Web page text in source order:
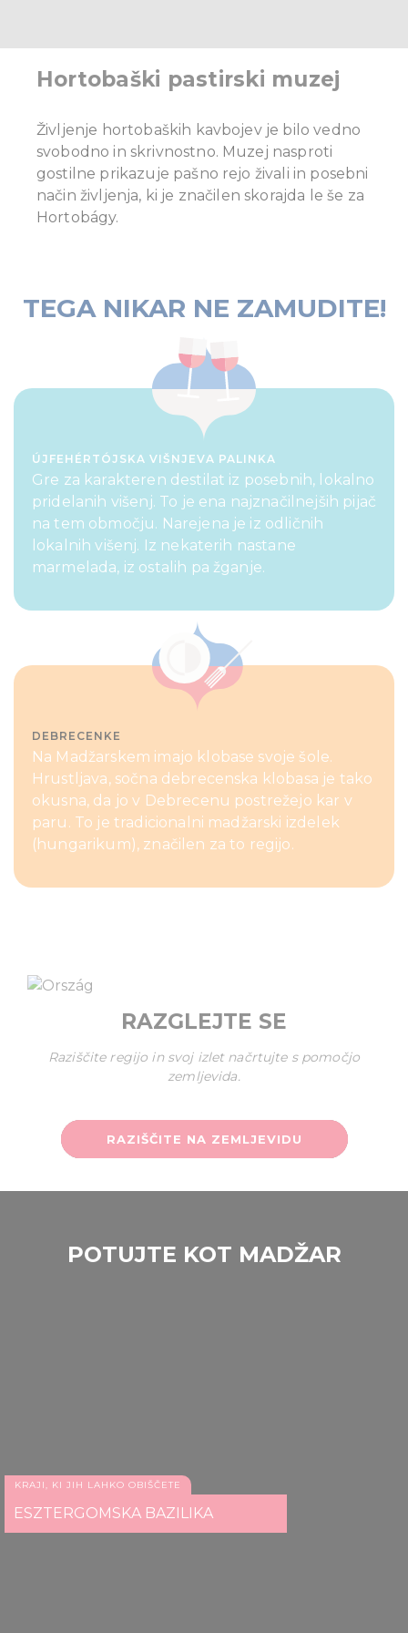
of their services.
Hortobaški pastirski muzej
Življenje hortobaških kavbojev je bilo vedno
svobodno in skrivnostno. Muzej nasproti
gostilne prikazuje pašno rejo živali in posebni
način življenja, ki je značilen skorajda le še za
Hortobágy.
TEGA NIKAR NE ZAMUDITE!
ÚJFEHÉRTÓJSKA VIŠNJEVA PALINKA
Gre za karakteren destilat iz posebnih, lokalno
pridelanih višenj. To je ena najznačilnejših pijač
na tem območju. Narejena je iz odličnih
lokalnih višenj. Iz nekaterih nastane
marmelada, iz ostalih pa žganje.
DEBRECENKE
Na Madžarskem imajo klobase svoje šole.
Hrustljava, sočna debrecenska klobasa je tako
okusna, da jo v Debrecenu postrežejo kar v
paru. To je tradicionalni madžarski izdelek
(hungarikum), značilen za to regijo.
RAZGLEJTE SE
Raziščite regijo in svoj izlet načrtujte s pomočjo
zemljevida.
RAZIŠČITE NA ZEMLJEVIDU
POTUJTE KOT MADŽAR
KRAJI, KI JIH LAHKO OBIŠČETE
ESZTERGOMSKA BAZILIKA